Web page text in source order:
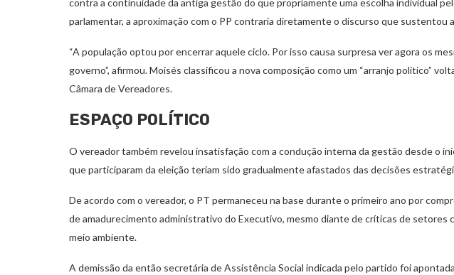
contra a continuidade da antiga gestão do que propriamente uma escolha individual
parlamentar, a aproximação com o PP contraria diretamente o discurso que sustentou
“A população optou por encerrar aquele ciclo. Por isso causa surpresa ver agora os
governo”, afirmou. Moisés classificou a nova composição como um “arranjo político”
Câmara de Vereadores.
ESPAÇO POLÍTICO
O vereador também revelou insatisfação com a condução interna da gestão desde o
que participaram da eleição teriam sido gradualmente afastados das decisões
De acordo com o vereador, o PT permaneceu na base durante o primeiro ano por
de amadurecimento administrativo do Executivo, mesmo diante de críticas de setores
meio ambiente.
A demissão da então secretária de Assistência Social indicada pelo partido foi